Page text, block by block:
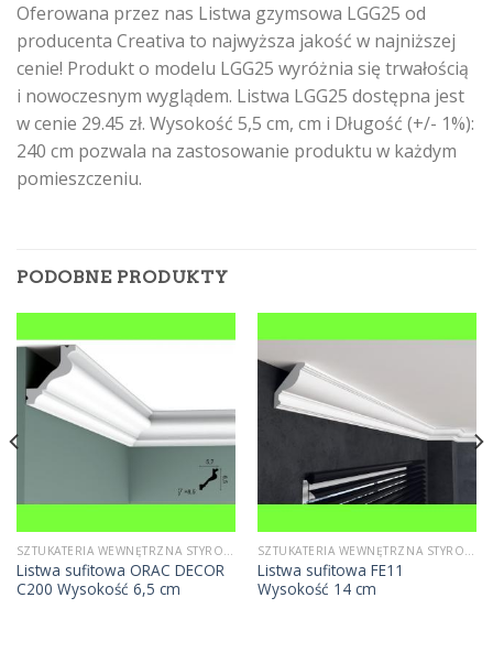
Oferowana przez nas Listwa gzymsowa LGG25 od
producenta Creativa to najwyższa jakość w najniższej
cenie! Produkt o modelu LGG25 wyróżnia się trwałością
i nowoczesnym wyglądem. Listwa LGG25 dostępna jest
w cenie 29.45 zł. Wysokość 5,5 cm, cm i Długość (+/- 1%):
240 cm pozwala na zastosowanie produktu w każdym
pomieszczeniu.
PODOBNE PRODUKTY
SZTUKATERIA WEWNĘTRZNA STYROPIANOWA
Listwa sufitowa ORAC DECOR
C200 Wysokość 6,5 cm
SZTUKATERIA WEWNĘTRZNA STYROPIANOWA
Listwa sufitowa FE11
Wysokość 14 cm